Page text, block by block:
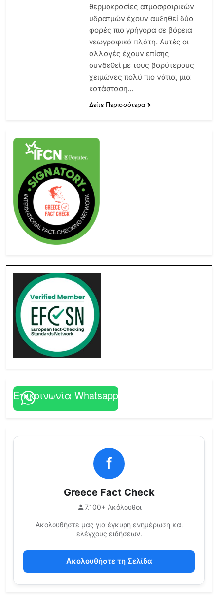
θερμοκρασίες ατμοσφαιρικών
υδρατμών έχουν αυξηθεί δύο
φορές πιο γρήγορα σε βόρεια
γεωγραφικά πλάτη. Αυτές οι
αλλαγές έχουν επίσης
συνδεθεί με τους βαρύτερους
χειμώνες πολύ πιο νότια, μια
κατάσταση…
Δείτε Περισσότερα
Επικοινωνία Whatsapp
f
Greece Fact Check
7.100+ Ακόλουθοι
Ακολουθήστε μας για έγκυρη ενημέρωση και
ελέγχους ειδήσεων.
Ακολουθήστε τη Σελίδα